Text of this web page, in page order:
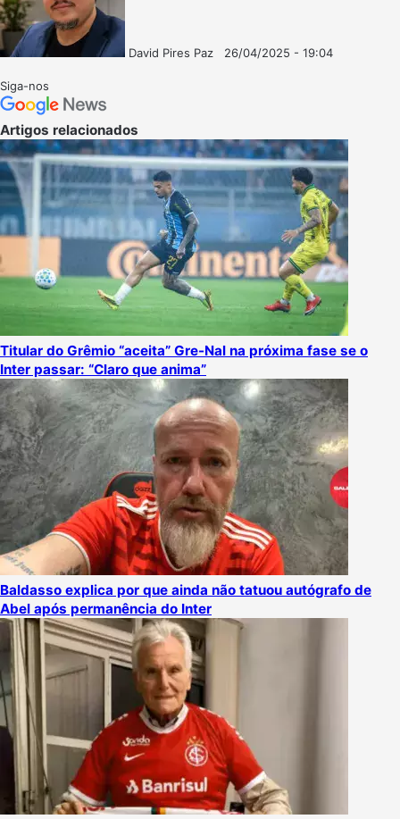
David Pires Paz
26/04/2025 - 19:04
Siga-nos
Artigos relacionados
Titular do Grêmio “aceita” Gre-Nal na próxima fase se o
Inter passar: “Claro que anima”
Baldasso explica por que ainda não tatuou autógrafo de
Abel após permanência do Inter